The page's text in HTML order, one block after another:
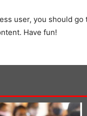
user, you should go
Have fun!